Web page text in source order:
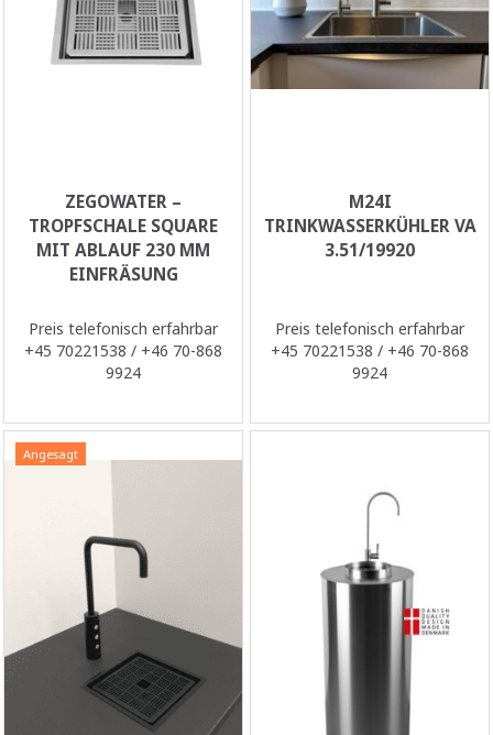
ZEGOWATER –
TROPFSCHALE SQUARE
MIT ABLAUF 230 MM
EINFRÄSUNG
Preis telefonisch erfahrbar
+45 70221538 / +46 70-868
9924
M24I
TRINKWASSERKÜHLER VA
3.51/19920
Preis telefonisch erfahrbar
+45 70221538 / +46 70-868
9924
Angesagt